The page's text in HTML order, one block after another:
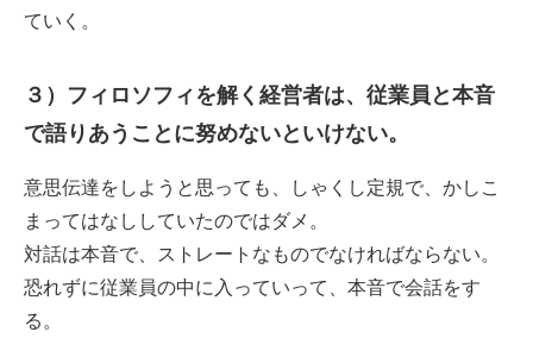
ていく。
３）フィロソフィを解く経営者は、従業員と本音
で語りあうことに努めないといけない。
意思伝達をしようと思っても、しゃくし定規で、かしこ
まってはなししていたのではダメ。
対話は本音で、ストレートなものでなければならない。
恐れずに従業員の中に入っていって、本音で会話をす
る。